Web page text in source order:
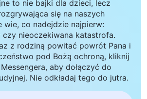
to nie bajki dla dzieci, lecz
się na naszych
wie, co nadejdzie najpierw:
czy nieoczekiwana katastrofa.
z rodziną powitać powrót Pana i
pod Bożą ochroną, kliknij
aby dołączyć do
Nie odkładaj tego do jutra.